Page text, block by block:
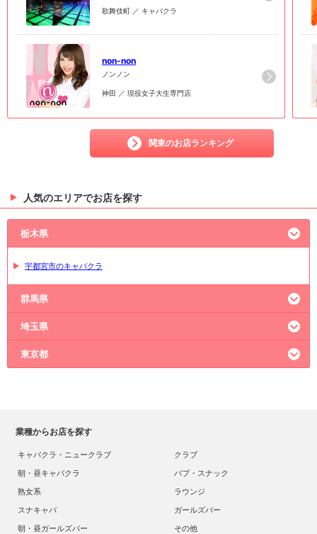
歌舞伎町 ／ キャバクラ
6
non-non
ノンノン
神田 ／ 現役女子大生専門店
関東のお店ランキング
人気のエリアでお店を探す
栃木県
宇都宮市のキャバクラ
群馬県
高崎市のキャバクラ
埼玉県
大宮のキャバクラ
東京都
上野のキャバクラ 池袋のキャバクラ
神田のキャバクラ
業種からお店を探す
キャバクラ・ニュークラブ
クラブ
朝・昼キャバクラ
パブ・スナック
熟女系
ラウンジ
スナキャバ
ガールズバー
朝・昼ガールズバー
その他